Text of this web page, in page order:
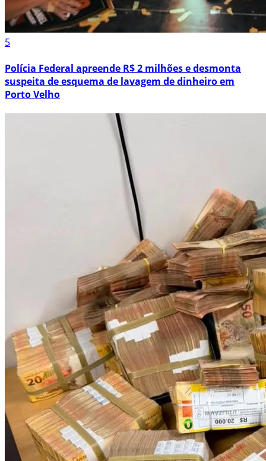
5
Polícia Federal apreende R$ 2 milhões e desmonta
suspeita de esquema de lavagem de dinheiro em
Porto Velho